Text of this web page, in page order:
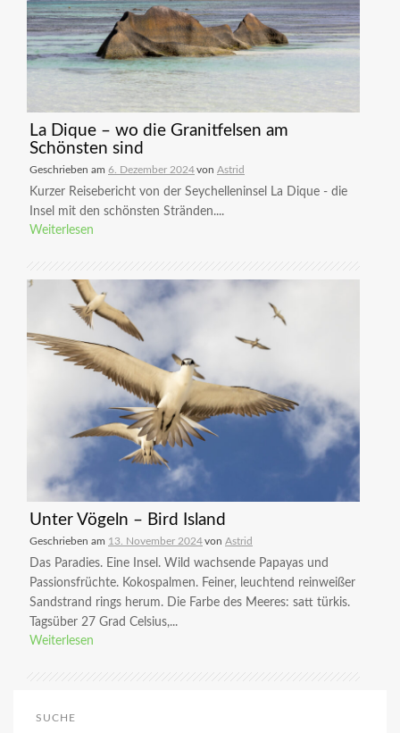
La Dique – wo die Granitfelsen am
Schönsten sind
Geschrieben am 6. Dezember 2024von Astrid
Kurzer Reisebericht von der Seychelleninsel La Dique - die
Insel mit den schönsten Stränden....
Weiterlesen
Unter Vögeln – Bird Island
Geschrieben am 13. November 2024von Astrid
Das Paradies. Eine Insel. Wild wachsende Papayas und
Passionsfrüchte. Kokospalmen. Feiner, leuchtend reinweißer
Sandstrand rings herum. Die Farbe des Meeres: satt türkis.
Tagsüber 27 Grad Celsius,...
Weiterlesen
SUCHE